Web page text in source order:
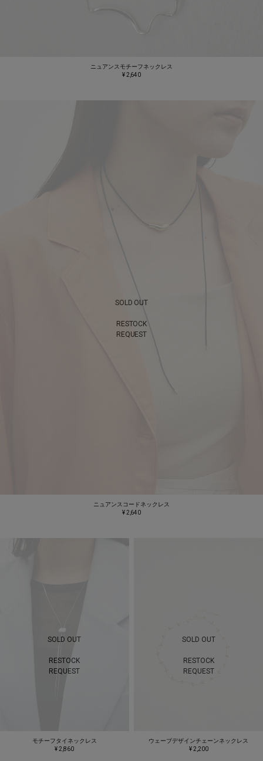
ニュアンスモチーフネックレス
¥ 2,640
SOLD OUT
RESTOCK
REQUEST
ニュアンスコードネックレス
¥ 2,640
SOLD OUT
RESTOCK
REQUEST
モチーフタイネックレス
¥ 2,860
SOLD OUT
RESTOCK
REQUEST
ウェーブデザインチェーンネックレス
¥ 2,200